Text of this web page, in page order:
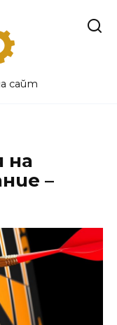
сайт
на
–